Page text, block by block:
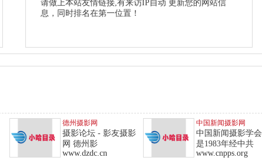
请做上本站友情链接,有来访IP自动 更新您的网站信
息，同时排名在第一位置！
德州摄影网
摄影论坛 - 影友摄影
网 德州影
www.dzdc.cn
中国新闻摄影网
中国新闻摄影学会
是1983年经中共
www.cnpps.org